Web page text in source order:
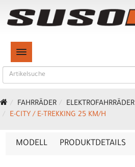
TOGGLE NAVIGATION
FAHRRÄDER
ELEKTROFAHRRÄDER
E-CITY / E-TREKKING 25 KM/H
MODELL PRODUKTDETAILS